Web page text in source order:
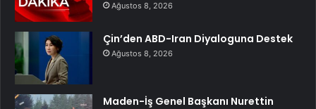
Ağustos 8, 2026
Çin’den ABD-Iran Diyaloguna Destek
Ağustos 8, 2026
Maden-İş Genel Başkanı Nurettin